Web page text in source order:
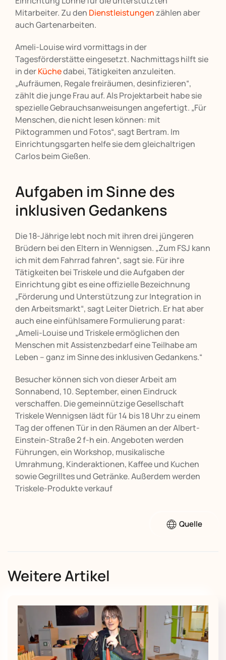
Mitarbeiter. Zu den Dienstleistungenzählen aber
auch Gartenarbeiten.
Ameli-Louise wird vormittags in der
Tagesförderstätte eingesetzt. Nachmittags hilft sie
in derKüchedabei, Tätigkeiten anzuleiten.
„Aufräumen, Regale freiräumen, desinfizieren“,
zählt die junge Frau auf. Als Projektarbeit habe sie
spezielle Gebrauchsanweisungen angefertigt. „Für
Menschen, die nicht lesen können: mit
Piktogrammen und Fotos“, sagt Bertram. Im
Einrichtungsgarten helfe sie dem gleichaltrigen
Carlos beim Gießen.
Aufgaben im Sinne des
inklusiven Gedankens
Die 18-Jährige lebt noch mit ihren drei jüngeren
Brüdern bei den Eltern in Wennigsen. „Zum FSJ kann
ich mit dem Fahrrad fahren“, sagt sie. Für ihre
Tätigkeiten bei Triskele und die Aufgaben der
Einrichtung gibt es eine offizielle Bezeichnung
„Förderung und Unterstützung zur Integration in
den Arbeitsmarkt“, sagt Leiter Dietrich. Er hat aber
auch eine einfühlsamere Formulierung parat:
„Ameli-Louise und Triskele ermöglichen den
Menschen mit Assistenzbedarf eine Teilhabe am
Leben – ganz im Sinne des inklusiven Gedankens.“
Besucher können sich von dieser Arbeit am
Sonnabend, 10. September, einen Eindruck
verschaffen. Die gemeinnützige Gesellschaft
Triskele Wennigsen lädt für 14 bis 18 Uhr zu einem
Tag der offenen Tür in den Räumen an der Albert-
Einstein-Straße 2 f-h ein. Angeboten werden
Führungen, ein Workshop, musikalische
Umrahmung, Kinderaktionen, Kaffee und Kuchen
sowie Gegrilltes und Getränke. Außerdem werden
Triskele-Produkte verkauf
Quelle
Weitere Artikel